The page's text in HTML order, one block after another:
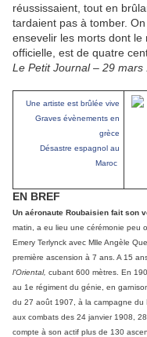
réussissaient, tout en
tardaient pas à tomber.
ensevelir les morts dont
officielle, est de quatre
Le Petit Journal – 29 mars
Une artiste est brûlée vive
Graves évènements en
grèce
Désastre espagnol au
Maroc
EN BREF
Un aéronaute Roubaisien fait son
matin, a eu lieu une cérémonie peu
Emery Terlynck avec Mlle Angèle
première ascension à 7 ans. A 15
l'Oriental, cubant 600 mètres. En
au 1e régiment du génie, en
du 27 août 1907, à la campagne du
aux combats des 24 janvier 1908,
compte à son actif plus de 130